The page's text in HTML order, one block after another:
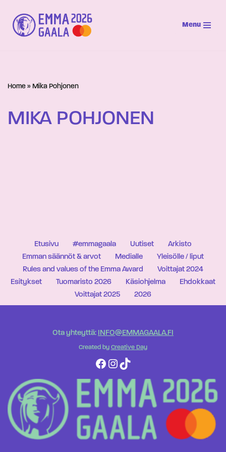
Siirry
suoraan
Menu
Home » Mika Pohjonen
MIKA POHJONEN
Etusivu #emmagaala Uutiset
Arkisto
Emman säännöt & arvot
Medialle
Yleisölle / liput
Rules and values of the Emma Award
Voittajat 2024
Esitykset
Tuomaristo 2026 Käsiohjelma
Ehdokkaat
Voittajat 2025
2026
Ota yhteyttä: INFO@EMMAGAALA.FI
Created by Creative Day